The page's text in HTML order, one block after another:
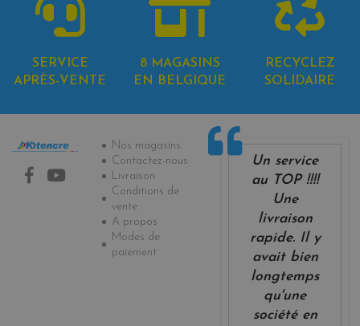
SERVICE
APRÈS-VENTE
8 MAGASINS
EN BELGIQUE
RECYCLEZ
SOLIDAIRE
Informations
Nos magasins
Contactez-nous
Livraison
Conditions de
vente
A propos
Modes de
paiement
Un service
au TOP !!!!
Une
livraison
rapide. Il y
avait bien
longtemps
qu'une
société en